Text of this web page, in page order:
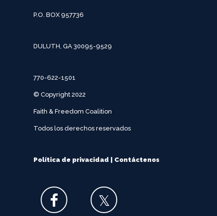
P.O. BOX 957736
DULUTH, GA 30095-9529
770-622-1501
© Copyright 2022
Faith & Freedom Coalition
Todos los derechos reservados
Política de privacidad Contáctenos